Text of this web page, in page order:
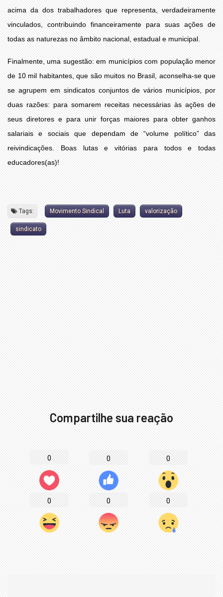
acima da dos trabalhadores que representa, verdadeiramente
vinculados, contribuindo financeiramente para suas ações de
todas as naturezas no âmbito nacional, estadual e municipal.
Finalmente, uma sugestão: em municípios com população menor
de 10 mil habitantes, que são muitos no Brasil, aconselha-se que
se agrupem em sindicatos conjuntos de vários municípios, por
duas razões: para somarem receitas necessárias às ações de
seus diretores e para unir forças maiores para obter ganhos
salariais e sociais que dependam de “volume político” das
reivindicações. Boas lutas e vitórias para todos e todas
educadores(as)!
Tags: Movimento Sindical Luta valorização
sindicato
Compartilhe sua reação
0 0 0
0 0 0